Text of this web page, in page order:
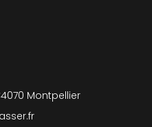
Montpellier